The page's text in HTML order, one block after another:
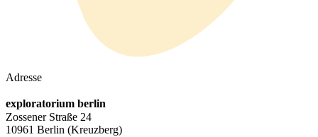
Adresse
exploratorium berlin
Zossener Straße 24
10961 Berlin (Kreuzberg)